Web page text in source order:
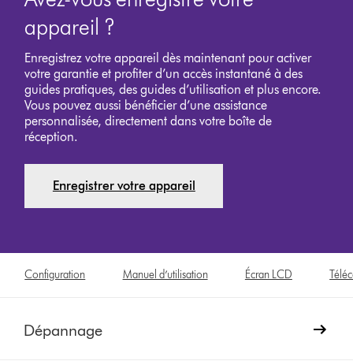
appareil ?
Enregistrez votre appareil dès maintenant pour activer
votre garantie et profiter d’un accès instantané à des
guides pratiques, des guides d’utilisation et plus encore.
Vous pouvez aussi bénéficier d’une assistance
personnalisée, directement dans votre boîte de
réception.
Enregistrer votre appareil
Configuration Manuel d’utilisation Écran LCD
Dépannage